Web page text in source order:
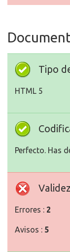
Tipo
HTML 5
Perfecto. Has
Errores : 2
Avisos : 5